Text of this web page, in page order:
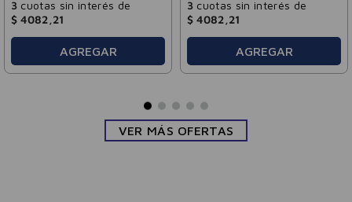
3 cuotas sin interés de
$ 4082 21
AGREGAR
3 cuotas sin interés de
$ 4082 21
AGREGAR
VER MÁS OFERTAS